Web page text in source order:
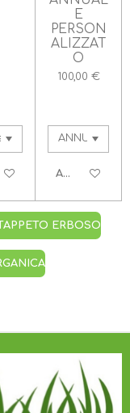
AL CARRELLO
E
PERSON
ALIZZAT
O
100,00 €
AGGIUNGI
ERBOSO